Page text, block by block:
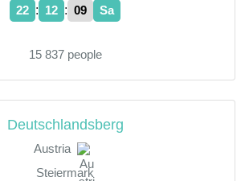
22 : 12 : 10 Sa
15 837 people
Deutschlandsberg
Austria
Steiermark